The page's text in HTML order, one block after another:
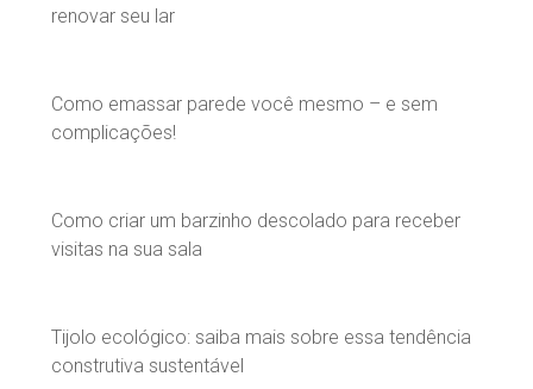
renovar seu lar
Como emassar parede você mesmo – e sem
complicações!
Como criar um barzinho descolado para receber
visitas na sua sala
Tijolo ecológico: saiba mais sobre essa tendência
construtiva sustentável